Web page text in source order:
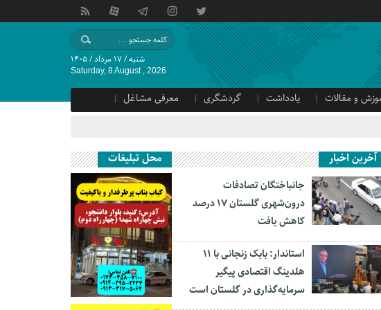
شنبه / ۱۷ مرداد / ۱۴۰۵
Saturday, 8 August , 2026
و مقالات یادداشت گردشگری
معرفی مشاغل
آخرین اخبار
جانباختگان تصادفات
درون‌شهری گلستان ۱۷ درصد
کاهش یافت
استاندار: بابک زنجانی با ۱۱
هلدینگ اقتصادی پیگیر
سرمایه‌گذاری در گلستان است
محل تبلیغات